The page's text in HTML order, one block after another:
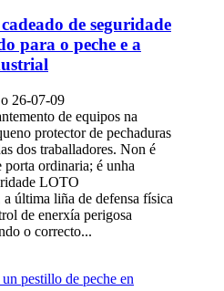
de seguridade
para o peche e a
26-07-09
de equipos na
protector de pechaduras
dos traballadores. Non é
porta ordinaria; é unha
LOTO
última liña de defensa física
de enerxía perigosa
o correcto...